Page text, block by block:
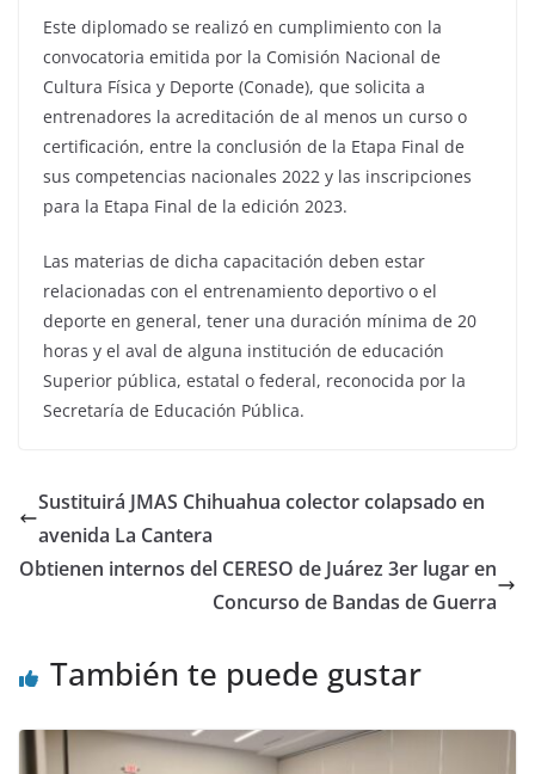
Este diplomado se realizó en cumplimiento con la
convocatoria emitida por la Comisión Nacional de
Cultura Física y Deporte (Conade), que solicita a
entrenadores la acreditación de al menos un curso o
certificación, entre la conclusión de la Etapa Final de
sus competencias nacionales 2022 y las inscripciones
para la Etapa Final de la edición 2023.
Las materias de dicha capacitación deben estar
relacionadas con el entrenamiento deportivo o el
deporte en general, tener una duración mínima de 20
horas y el aval de alguna institución de educación
Superior pública, estatal o federal, reconocida por la
Secretaría de Educación Pública.
Sustituirá JMAS Chihuahua colector colapsado en
avenida La Cantera
Obtienen internos del CERESO de Juárez 3er lugar en
Concurso de Bandas de Guerra
También te puede gustar